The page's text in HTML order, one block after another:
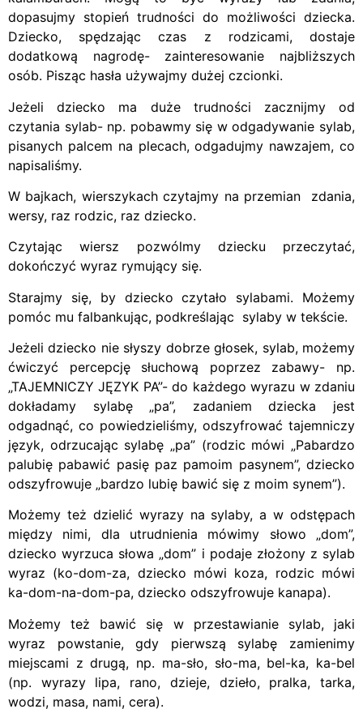
dopasujmy stopień trudności do możliwości dziecka.
Dziecko, spędzając czas z rodzicami, dostaje
dodatkową nagrodę- zainteresowanie najbliższych
osób. Pisząc hasła używajmy dużej czcionki.
Jeżeli dziecko ma duże trudności zacznijmy od
czytania sylab- np. pobawmy się w odgadywanie sylab,
pisanych palcem na plecach, odgadujmy nawzajem, co
napisaliśmy.
W bajkach, wierszykach czytajmy na przemian zdania,
wersy, raz rodzic, raz dziecko.
Czytając wiersz pozwólmy dziecku przeczytać,
dokończyć wyraz rymujący się.
Starajmy się, by dziecko czytało sylabami. Możemy
pomóc mu falbankując, podkreślając sylaby w tekście.
Jeżeli dziecko nie słyszy dobrze głosek, sylab, możemy
ćwiczyć percepcję słuchową poprzez zabawy- np.
„TAJEMNICZY JĘZYK PA”- do każdego wyrazu w zdaniu
dokładamy sylabę „pa”, zadaniem dziecka jest
odgadnąć, co powiedzieliśmy, odszyfrować tajemniczy
język, odrzucając sylabę „pa” (rodzic mówi „Pabardzo
palubię pabawić pasię paz pamoim pasynem”, dziecko
odszyfrowuje „bardzo lubię bawić się z moim synem”).
Możemy też dzielić wyrazy na sylaby, a w odstępach
między nimi, dla utrudnienia mówimy słowo „dom”,
dziecko wyrzuca słowa „dom” i podaje złożony z sylab
wyraz (ko-dom-za, dziecko mówi koza, rodzic mówi
ka-dom-na-dom-pa, dziecko odszyfrowuje kanapa).
Możemy też bawić się w przestawianie sylab, jaki
wyraz powstanie, gdy pierwszą sylabę zamienimy
miejscami z drugą, np. ma-sło, sło-ma, bel-ka, ka-bel
(np. wyrazy lipa, rano, dzieje, dzieło, pralka, tarka,
wodzi, masa, nami, cera).